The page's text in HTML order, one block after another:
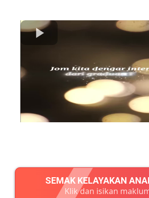
SEMAK KELAYAKAN
Klik dan isikan